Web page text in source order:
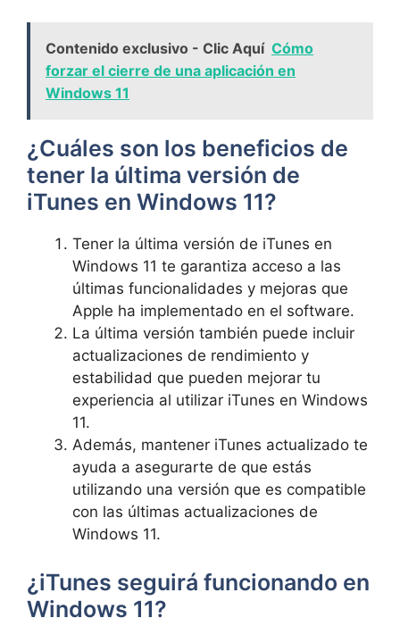
Contenido exclusivo - Clic Aquí Cómo
forzar el cierre de una aplicación en
Windows 11
¿Cuáles son los beneficios ⁢de⁢
tener la última versión de
iTunes en Windows 11?
Tener la última versión de iTunes ⁣en
Windows 11 te garantiza acceso ‌a las
últimas funcionalidades y mejoras⁣ que⁣
Apple ha implementado en el⁢ software.
La última versión también puede incluir
actualizaciones de ⁤rendimiento y
estabilidad que pueden mejorar tu⁢
experiencia al utilizar iTunes en Windows
11.
Además, mantener iTunes actualizado te
ayuda a asegurarte de que estás
utilizando una versión que es compatible
con las​ últimas actualizaciones⁣ de⁣
Windows 11.
¿iTunes seguirá funcionando ⁤en
Windows 11?